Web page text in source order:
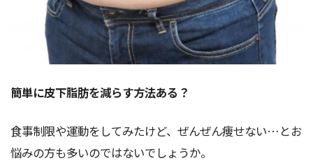
簡単に皮下脂肪を減らす方法ある？
食事制限や運動をしてみたけど、ぜんぜん痩せない…とお
悩みの方も多いのではないでしょうか。